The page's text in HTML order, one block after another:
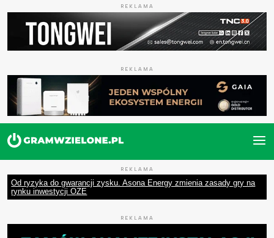
REKLAMA
REKLAMA
REKLAMA
Od ryzyka do gwarancji zysku. Asona Energy zmienia zasady gry na
rynku inwestycji OZE
REKLAMA